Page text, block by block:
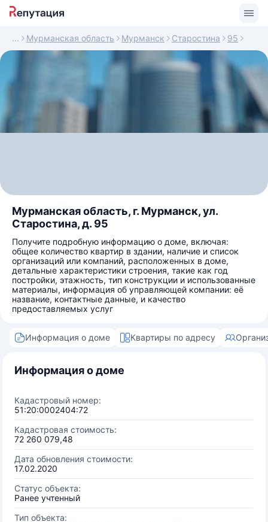
Мурманская область Мурманск Старостина 95
Мурманская область, г. Мурманск, ул.
Старостина, д. 95
Получите подробную информацию о доме, включая:
общее количество квартир в здании, наличие и список
организаций или компаний, расположенных в доме,
детальные характеристики строения, такие как год
постройки, этажность, тип конструкции и использованные
материалы, информация об управляющей компании: её
название, контактные данные, и качество
предоставляемых услуг
Информация о доме Квартиры по адресу
Информация о доме
Кадастровый номер:
51:20:0002404:72
Кадастровая стоимость:
72 260 079,48
Дата обновления стоимости:
17.02.2020
Статус объекта:
Ранее учтенный
Тип объекта: